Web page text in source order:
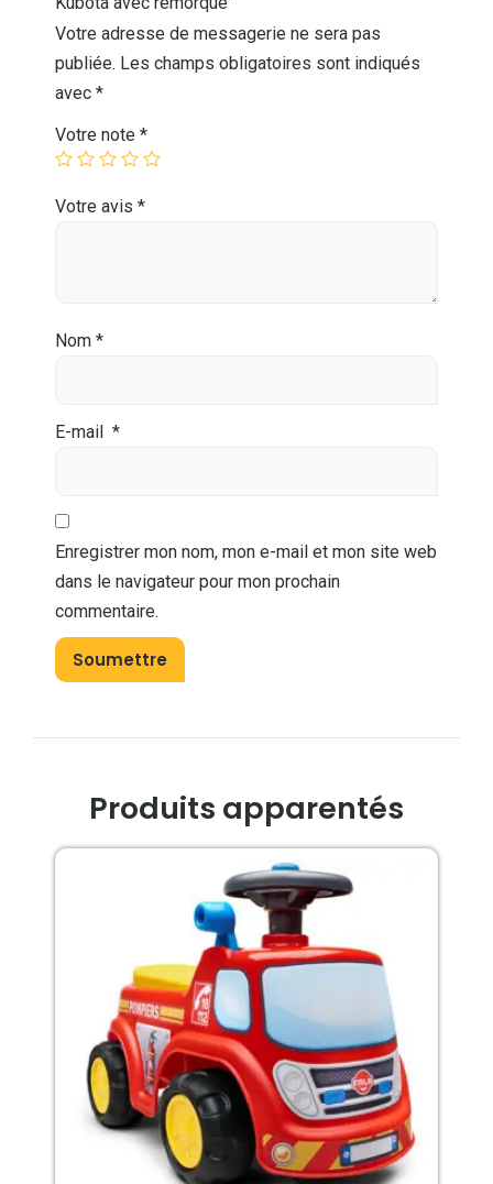
Votre adresse de messagerie ne sera pas
publiée. Les champs obligatoires sont indiqués
avec *
Votre note *
Votre avis *
Nom *
E-mail *
Enregistrer mon nom, mon e-mail et mon site web
dans le navigateur pour mon prochain
commentaire.
Produits apparentés